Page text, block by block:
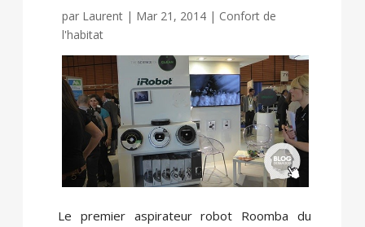
par Laurent| Mar 21, 2014| Confort de
l'habitat
Le premier aspirateur robot Roomba du